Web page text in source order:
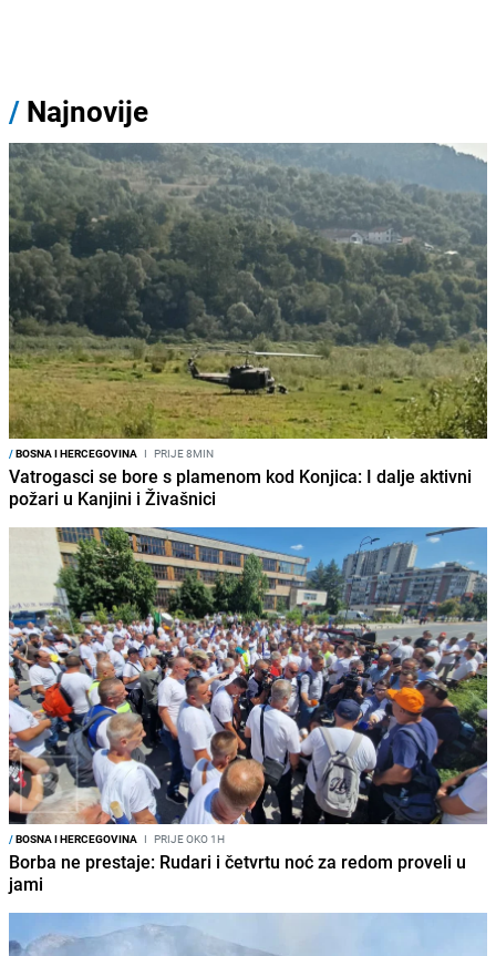
/ Najnovije
/BOSNA I HERCEGOVINA I PRIJE 8MIN
Vatrogasci se bore s plamenom kod Konjica: I dalje aktivni
požari u Kanjini i Živašnici
/BOSNA I HERCEGOVINA I PRIJE OKO 1H
Borba ne prestaje: Rudari i četvrtu noć za redom proveli u
jami